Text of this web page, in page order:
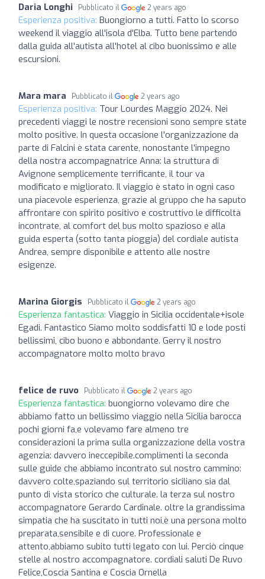
Daria Longhi Pubblicato il 2 years ago
Esperienza positiva: Buongiorno a tutti. Fatto lo scorso
weekend il viaggio all'isola d'Elba. Tutto bene partendo
dalla guida all'autista all'hotel al cibo buonissimo e alle
escursioni.
Mara mara Pubblicato il 2 years ago
Esperienza positiva: Tour Lourdes Maggio 2024. Nei
precedenti viaggi le nostre recensioni sono sempre state
molto positive. In questa occasione l'organizzazione da
parte di Falcini è stata carente, nonostante l'impegno
della nostra accompagnatrice Anna: la struttura di
Avignone semplicemente terrificante, il tour va
modificato e migliorato. Il viaggio è stato in ogni caso
una piacevole esperienza, grazie al gruppo che ha saputo
affrontare con spirito positivo e costruttivo le difficoltà
incontrate, al comfort del bus molto spazioso e alla
guida esperta (sotto tanta pioggia) del cordiale autista
Andrea, sempre disponibile e attento alle nostre
esigenze.
Marina Giorgis Pubblicato il 2 years ago
Esperienza fantastica: Viaggio in Sicilia occidentale+isole
Egadi. Fantastico Siamo molto soddisfatti 10 e lode posti
bellissimi, cibo buono e abbondante. Gerry il nostro
accompagnatore molto molto bravo
felice de ruvo Pubblicato il 2 years ago
Esperienza fantastica: buongiorno volevamo dire che
abbiamo fatto un bellissimo viaggio nella Sicilia barocca
pochi giorni fa,e volevamo fare almeno tre
considerazioni la prima sulla organizzazione della vostra
agenzia: davvero ineccepibile.complimenti la seconda
sulle guide che abbiamo incontrato sul nostro cammino:
davvero colte,spaziando sul territorio siciliano sia dal
punto di vista storico che culturale. la terza sul nostro
accompagnatore Gerardo Cardinale. oltre la grandissima
simpatia che ha suscitato in tutti noi,è una persona molto
preparata,sensibile e di cuore. Professionale e
attento,abbiamo subito tutti legato con lui. Perciò cinque
stelle al nostro accompagnatore. cordiali saluti De Ruvo
Felice,Coscia Santina e Coscia Ornella